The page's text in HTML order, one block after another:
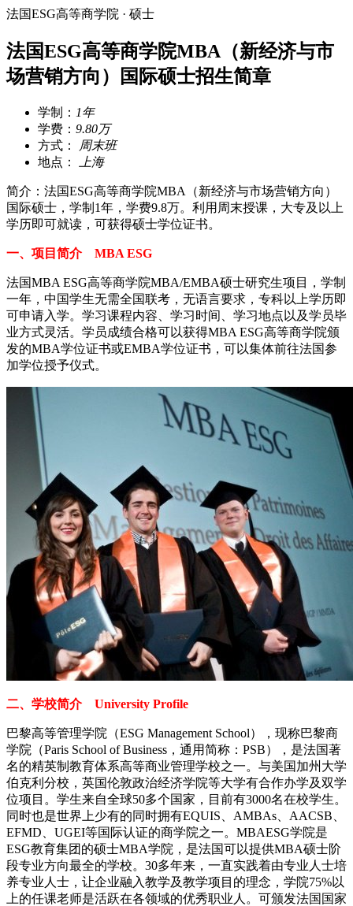
法国ESG高等商学院 · 硕士
法国ESG高等商学院MBA（新经济与市
场营销方向）国际硕士招生简章
学制： 1年
学费： 9.80万
方式：
周末班
地点：
上海
简介：法国ESG高等商学院MBA（新经济与市场营销方向）
国际硕士，学制1年，学费9.8万。利用周末授课，大专及以上
学历即可就读，可获得硕士学位证书。
一、项目简介 MBA ESG
法国MBA ESG高等商学院MBA/EMBA硕士研究生项目，学制
一年，中国学生无需全国联考，无语言要求，专科以上学历即
可申请入学。学习课程内容、学习时间、学习地点以及学员毕
业方式灵活。学员成绩合格可以获得MBA ESG高等商学院颁
发的MBA学位证书或EMBA学位证书，可以集体前往法国参
加学位授予仪式。
二、学校简介 University Profile
巴黎高等管理学院（ESG Management School），现称巴黎商
学院（Paris School of Business，通用简称：PSB），是法国著
名的精英制教育体系高等商业管理学校之一。与美国加州大学
伯克利分校，英国伦敦政治经济学院等大学有合作办学及双学
位项目。学生来自全球50多个国家，目前有3000名在校学生。
同时也是世界上少有的同时拥有EQUIS、AMBAs、AACSB、
EFMD、UGEI等国际认证的商学院之一。MBAESG学院是
ESG教育集团的硕士MBA学院，是法国可以提供MBA硕士阶
段专业方向最全的学校。30多年来，一直实践着由专业人士培
养专业人士，让企业融入教学及教学项目的理念，学院75%以
上的任课老师是活跃在各领域的优秀职业人。可颁发法国国家